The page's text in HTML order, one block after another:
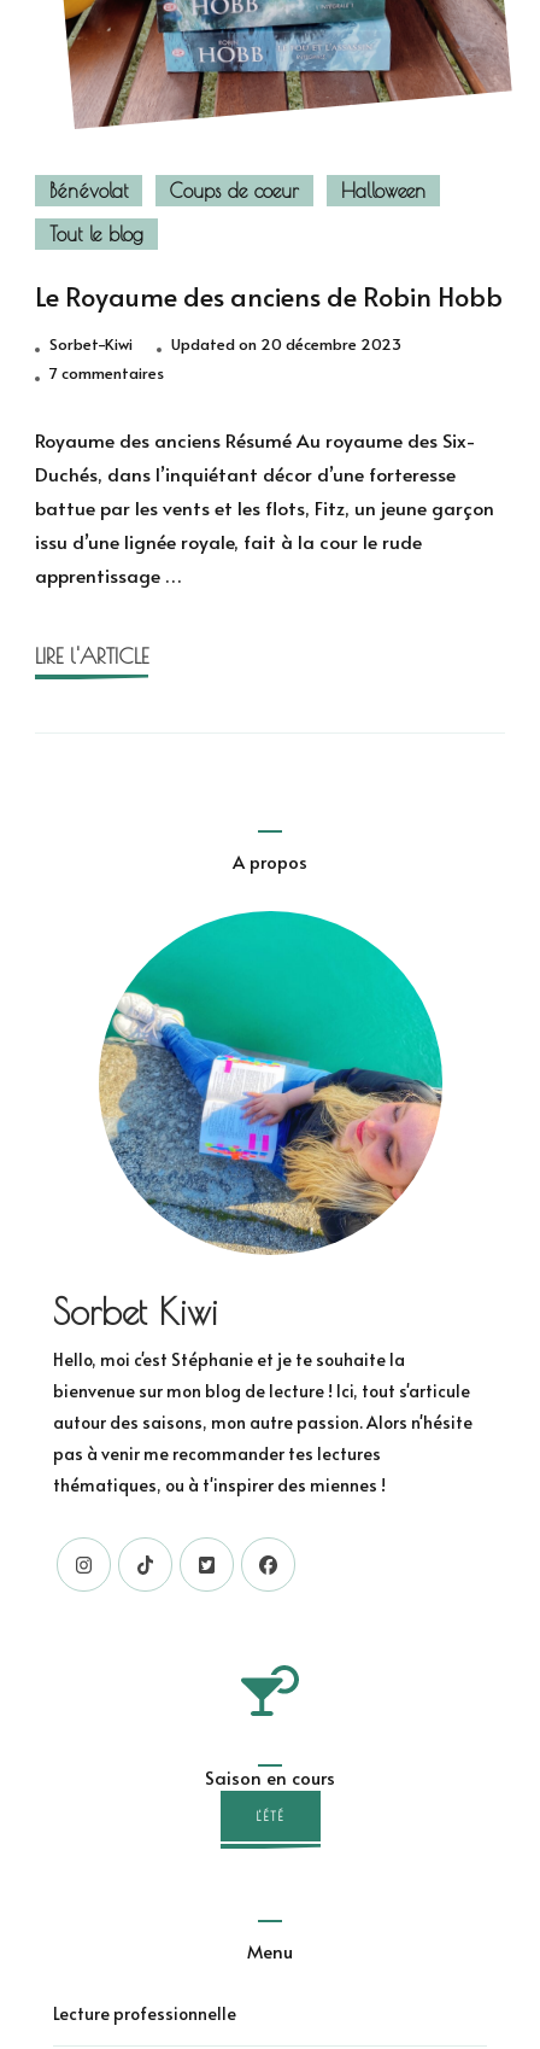
Bénévolat Coups de coeur
Halloween
Tout le blog
Le Royaume des anciens de Robin Hobb
Sorbet-Kiwi Updated on 20 décembre 2023
7 commentairessur
Royaume
anciens
de
Robin
Royaume des anciens Résumé Au royaume des Six-
Duchés, dans l’inquiétant décor d’une forteresse
battue par les vents et les flots, Fitz, un jeune garçon
issu d’une lignée royale, fait à la cour le rude
apprentissage …
LIRE l'ARTICLE
A propos
Sorbet Kiwi
Hello, moi c'est Stéphanie et je te souhaite la
bienvenue sur mon blog de lecture ! Ici, tout s'articule
autour des saisons, mon autre passion. Alors n'hésite
pas à venir me recommander tes lectures
thématiques, ou à t'inspirer des miennes !
Saison en cours
L'ÉTÉ
Menu
Lecture professionnelle